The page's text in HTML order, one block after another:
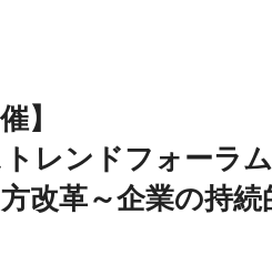
】
レンドフォーラ
改革～企業の持続